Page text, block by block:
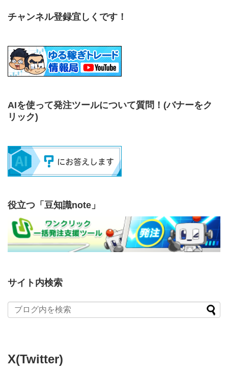
チャンネル登録宜しくです！
AIを使って発注ツールについて質問！ (バナーをク
リック)
役立つ「豆知識note」
サイト内検索
X(Twitter)